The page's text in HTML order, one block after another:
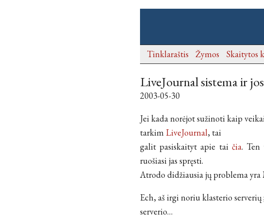
Tinklaraštis Žymos Skaitytos
LiveJournal sistema ir
2003-05-30
Jei kada norėjot sužinoti kaip
tarkim LiveJournal, tai
galit pasiskaityt apie tai čia. Ten
ruošiasi jas spręsti.
Atrodo didžiausia jų problema yra
Ech, aš irgi noriu klasterio
serverio…